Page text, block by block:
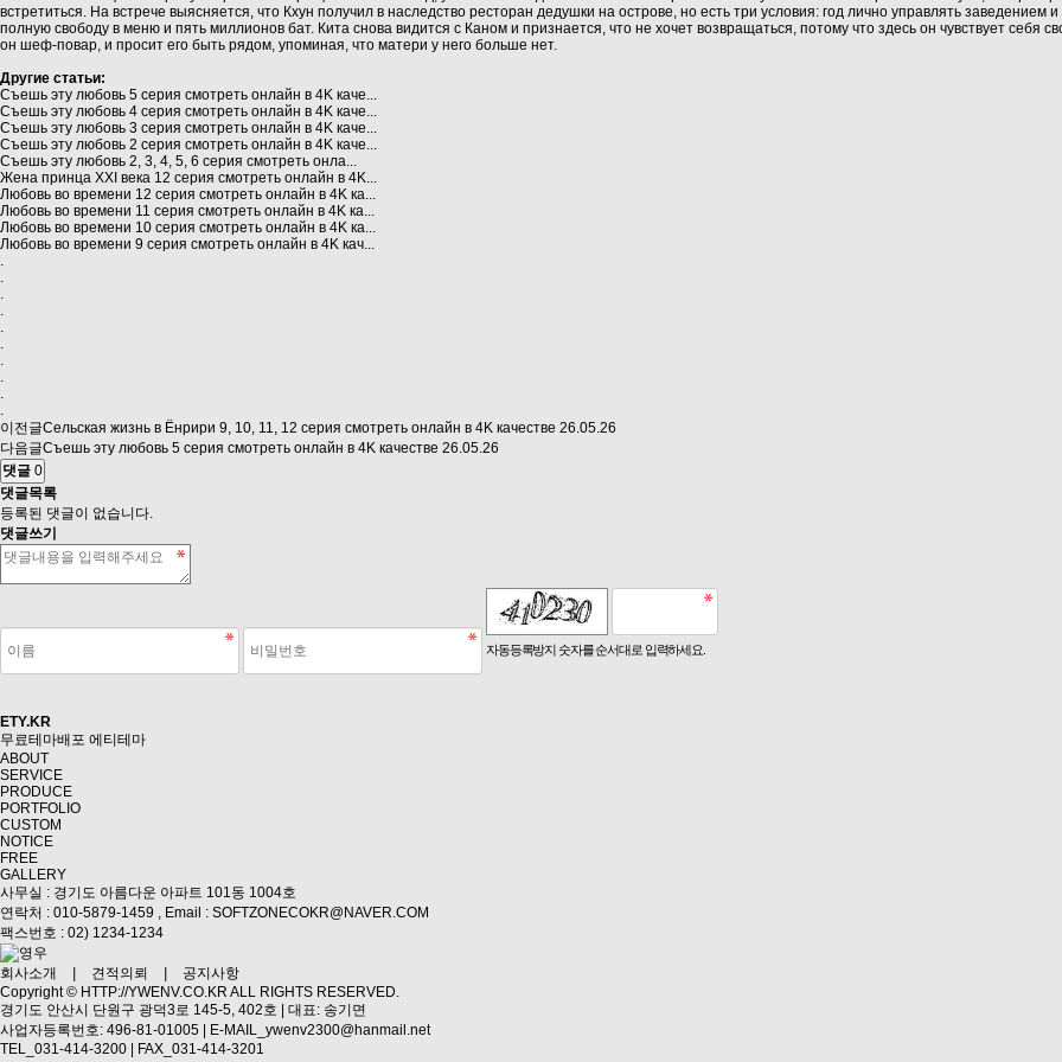
встретиться. На встрече выясняется, что Кхун получил в наследство ресторан дедушки на острове, но есть три условия: год лично управлять
полную свободу в меню и пять миллионов бат. Кита снова видится с Каном и признается, что не хочет возвращаться, потому что здесь он чувствует себя
он шеф‑повар, и просит его быть рядом, упоминая, что матери у него больше нет.
Другие статьи:
Съешь эту любовь 5 серия смотреть онлайн в 4K каче...
Съешь эту любовь 4 серия смотреть онлайн в 4K каче...
Съешь эту любовь 3 серия смотреть онлайн в 4K каче...
Съешь эту любовь 2 серия смотреть онлайн в 4K каче...
Съешь эту любовь 2, 3, 4, 5, 6 серия смотреть онла...
Жена принца XXI века 12 серия смотреть онлайн в 4K...
Любовь во времени 12 серия смотреть онлайн в 4K ка...
Любовь во времени 11 серия смотреть онлайн в 4K ка...
Любовь во времени 10 серия смотреть онлайн в 4K ка...
Любовь во времени 9 серия смотреть онлайн в 4K кач...
.
.
.
.
.
.
.
.
.
.
이전글Сельская жизнь в Ëнрири 9, 10, 11, 12 серия смотреть онлайн в 4K качестве 26.05.26
다음글Съешь эту любовь 5 серия смотреть онлайн в 4K качестве 26.05.26
댓글 0
댓글목록
등록된 댓글이 없습니다.
댓글쓰기
자동등록방지 숫자를 순서대로 입력하세요.
ETY.KR
무료테마배포 에티테마
ABOUT
SERVICE
PRODUCE
PORTFOLIO
CUSTOM
NOTICE
FREE
GALLERY
사무실 : 경기도 아름다운 아파트 101동 1004호
연락처 : 010-5879-1459 , Email : SOFTZONECOKR@NAVER.COM
팩스번호 : 02) 1234-1234
회사소개 | 견적의뢰 |
공지사항
Copyright © HTTP://YWENV.CO.KR ALL RIGHTS RESERVED.
경기도 안산시 단원구 광덕3로 145-5, 402호 | 대표: 송기면
사업자등록번호: 496-81-01005 | E-MAIL_ywenv2300@hanmail.net
TEL_031-414-3200 | FAX_031-414-3201